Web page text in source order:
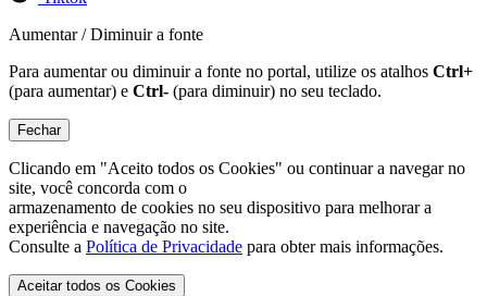
Aumentar / Diminuir a fonte
Para aumentar ou diminuir a fonte no portal, utilize os atalhos Ctrl+
(para aumentar) e Ctrl- (para diminuir) no seu teclado.
Fechar
Clicando em "Aceito todos os Cookies" ou continuar a navegar no
site, você concorda com o
armazenamento de cookies no seu dispositivo para melhorar a
experiência e navegação no site.
Consulte a Política de Privacidade para obter mais informações.
Aceitar todos os Cookies